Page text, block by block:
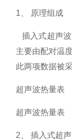
1、 原理组成
插入式超声
主要由配对温
此两项数据被
超声波热量表
超声波热量表
2、 插入式超